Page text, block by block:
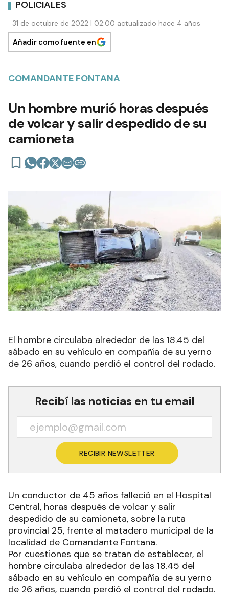
POLICIALES
31 de octubre de 2022 | 02:00 actualizado hace 4 años
Añadir como fuente en
COMANDANTE FONTANA
Un hombre murió horas después
de volcar y salir despedido de su
camioneta
El hombre circulaba alrededor de las 18.45 del
sábado en su vehículo en compañía de su yerno
de 26 años, cuando perdió el control del rodado.
Recibí las noticias en tu email
RECIBIR NEWSLETTER
Un conductor de 45 años falleció en el Hospital
Central, horas después de volcar y salir
despedido de su camioneta, sobre la ruta
provincial 25, frente al matadero municipal de la
localidad de Comandante Fontana.
Por cuestiones que se tratan de establecer, el
hombre circulaba alrededor de las 18.45 del
sábado en su vehículo en compañía de su yerno
de 26 años, cuando perdió el control del rodado.